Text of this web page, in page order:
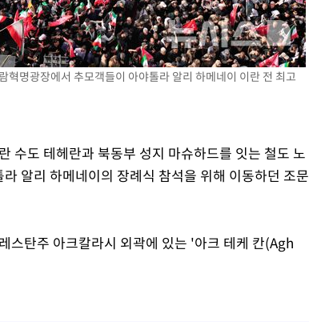
곳
명광장에서 추모객들이 아야톨라 알리 하메네이 이란 전 최고
수도 테헤란과 북동부 성지 마슈하드를 잇는 철도 노
알리 하메네이의 장례식 참석을 위해 이동하던 조문
스탄주 아크칼라시 외곽에 있는 '아크 테케 칸(Agh